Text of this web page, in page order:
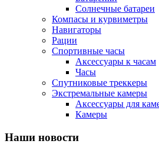
Солнечные батареи
Компасы и курвиметры
Навигаторы
Рации
Спортивные часы
Аксессуары к часам
Часы
Спутниковые треккеры
Экстремальные камеры
Аксессуары для
Камеры
Наши новости